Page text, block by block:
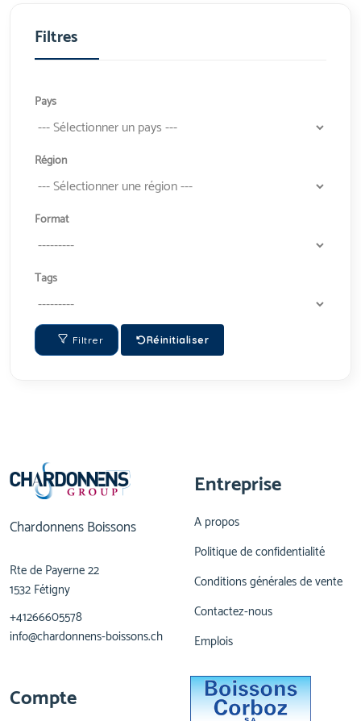
Filtres
Pays
Région
Format
Tags
Filtrer Réinitialiser
Chardonnens Boissons
Rte de Payerne 22
1532 Fétigny
+41266605578
info@chardonnens-boissons.ch
Entreprise
A propos
Politique de confidentialité
Conditions générales de vente
Contactez-nous
Emplois
Compte